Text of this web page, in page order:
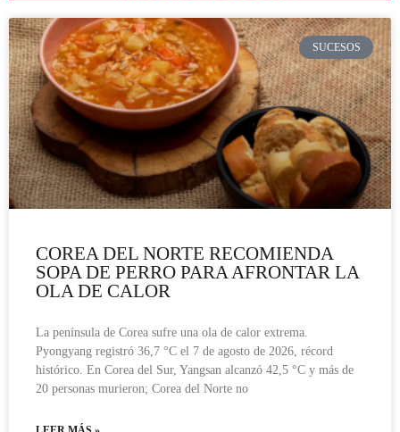
SUCESOS
COREA DEL NORTE RECOMIENDA
SOPA DE PERRO PARA AFRONTAR LA
OLA DE CALOR
La península de Corea sufre una ola de calor extrema.
Pyongyang registró 36,7 °C el 7 de agosto de 2026, récord
histórico. En Corea del Sur, Yangsan alcanzó 42,5 °C y más de
20 personas murieron; Corea del Norte no